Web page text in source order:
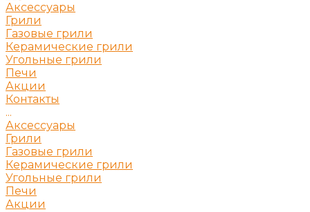
Аксессуары
Грили
Газовые грили
Керамические грили
Угольные грили
Печи
Акции
Контакты
...
Аксессуары
Грили
Газовые грили
Керамические грили
Угольные грили
Печи
Акции